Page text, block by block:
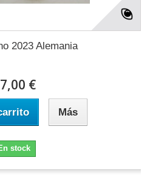
2023 Alemania
€
Más
stock